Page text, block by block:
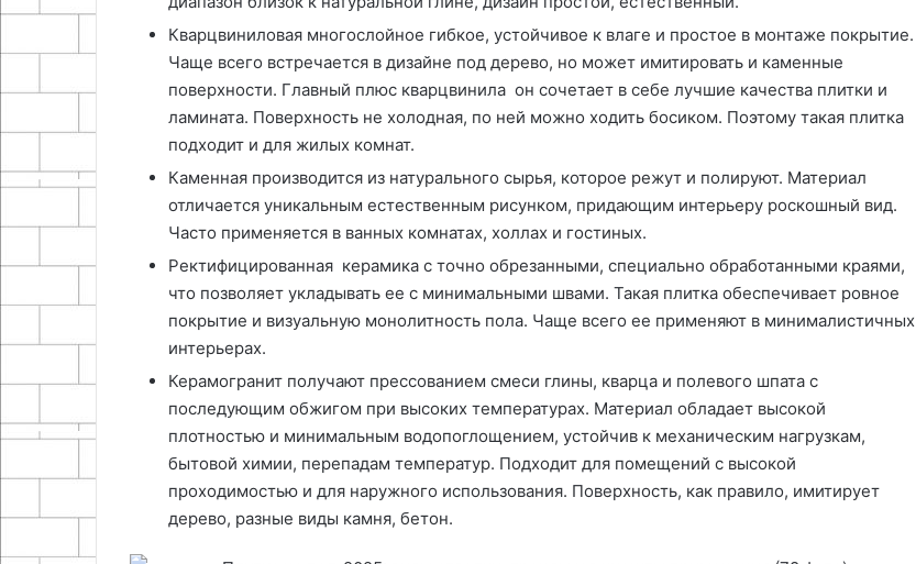
Кварцвиниловая многослойное гибкое, устойчивое к влаге и простое в монтаже покрытие.
Чаще всего встречается в дизайне под дерево, но может имитировать и каменные
поверхности. Главный плюс кварцвинила он сочетает в себе лучшие качества плитки и
ламината. Поверхность не холодная, по ней можно ходить босиком. Поэтому такая плитка
подходит и для жилых комнат.
Каменная производится из натурального сырья, которое режут и полируют. Материал
отличается уникальным естественным рисунком, придающим интерьеру роскошный вид.
Часто применяется в ванных комнатах, холлах и гостиных.
Ректифицированная керамика с точно обрезанными, специально обработанными краями,
что позволяет укладывать ее с минимальными швами. Такая плитка обеспечивает ровное
покрытие и визуальную монолитность пола. Чаще всего ее применяют в минималистичных
интерьерах.
Керамогранит получают прессованием смеси глины, кварца и полевого шпата с
последующим обжигом при высоких температурах. Материал обладает высокой
плотностью и минимальным водопоглощением, устойчив к механическим нагрузкам,
бытовой химии, перепадам температур. Подходит для помещений с высокой
проходимостью и для наружного использования. Поверхность, как правило, имитирует
дерево, разные виды камня, бетон.